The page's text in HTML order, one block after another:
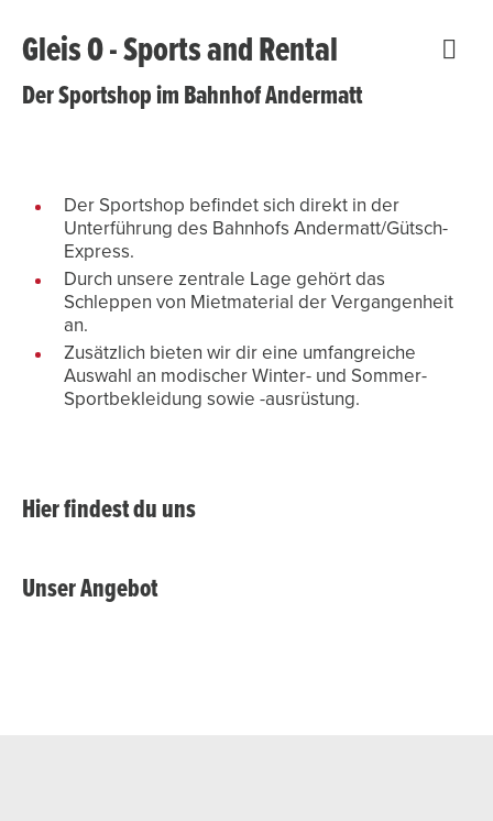
Gleis 0 - Sports and Rental
Der Sportshop im Bahnhof Andermatt
Der Sportshop befindet sich direkt in der
Unterführung des Bahnhofs Andermatt/Gütsch-
Express.
Durch unsere zentrale Lage gehört das
Schleppen von Mietmaterial der Vergangenheit
an.
Zusätzlich bieten wir dir eine umfangreiche
Auswahl an modischer Winter- und Sommer-
Sportbekleidung sowie -ausrüstung.
Hier findest du uns
Unser Angebot